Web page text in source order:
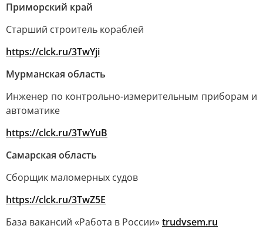
Приморский край
Старший строитель кораблей
https://clck.ru/3TwYji
Мурманская область
Инженер по контрольно-измерительным приборам и
автоматике
https://clck.ru/3TwYuB
Самарская область
Сборщик маломерных судов
https://clck.ru/3TwZ5E
База вакансий «Работа в России»trudvsem.ru